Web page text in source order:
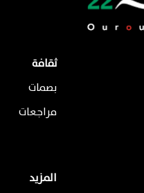
ثقافة
بصمات
مراجعات
المزيد